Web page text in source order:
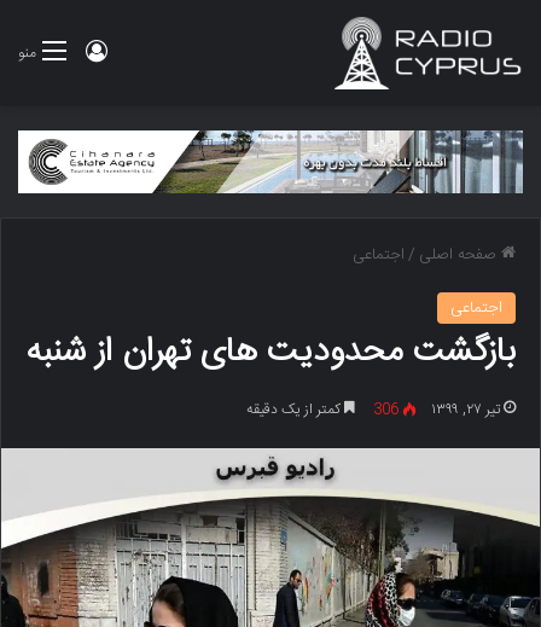
منو ورود
صفحه اصلی /اجتماعی
اجتماعی
بازگشت محدودیت های تهران از شنبه
تیر ۲۷, ۱۳۹۹ 306 کمتر از یک دقیقه